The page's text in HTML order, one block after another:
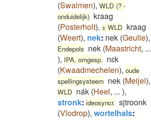
(Swalmen), WLD (? -
onduidelijk) kraag
(Posterholt), ± WLD kraag
(Weert), nek: nek (Geulle),
Endepols nek (Maastricht, ...
), IPA, omgesp. nɛk
(Kwaadmechelen), oude
spellingsysteem nek (Meijel),
WLD nák (Heel, ... ),
stronk: ideosyncr. sjtroonk
(Vlodrop), wortelhals: